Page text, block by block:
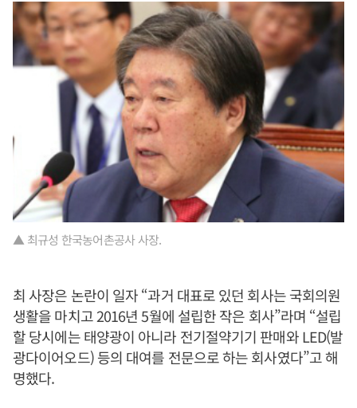
▲ 최규성 한국농어촌공사 사장.
최 사장은 논란이 일자 “과거 대표로 있던 회사는 국회의원
생활을 마치고 2016년 5월에 설립한 작은 회사”라며 “설립
할 당시에는 태양광이 아니라 전기절약기기 판매와 LED(발
광다이어오드) 등의 대여를 전문으로 하는 회사였다”고 해
명했다.